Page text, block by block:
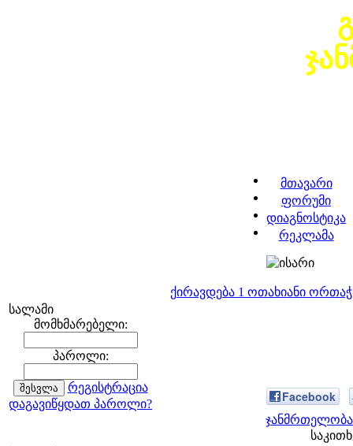
მთავარი
ფორუმი
დიაგნოსტიკა
რეკლამა
ქირავდება 1 ოთახიანი
სალამი
მომხმარებელი:
პაროლი:
რეგისტრაცია
დაგავიწყდათ პაროლი?
Facebook
ჯანმრთელობა